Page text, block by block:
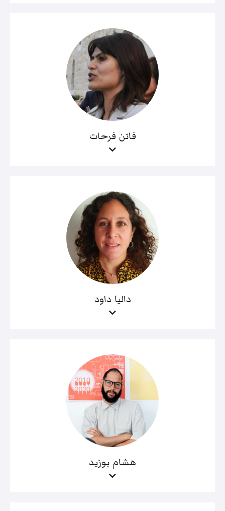
فاتن فرحات
داليا داود
هشام بوزيد